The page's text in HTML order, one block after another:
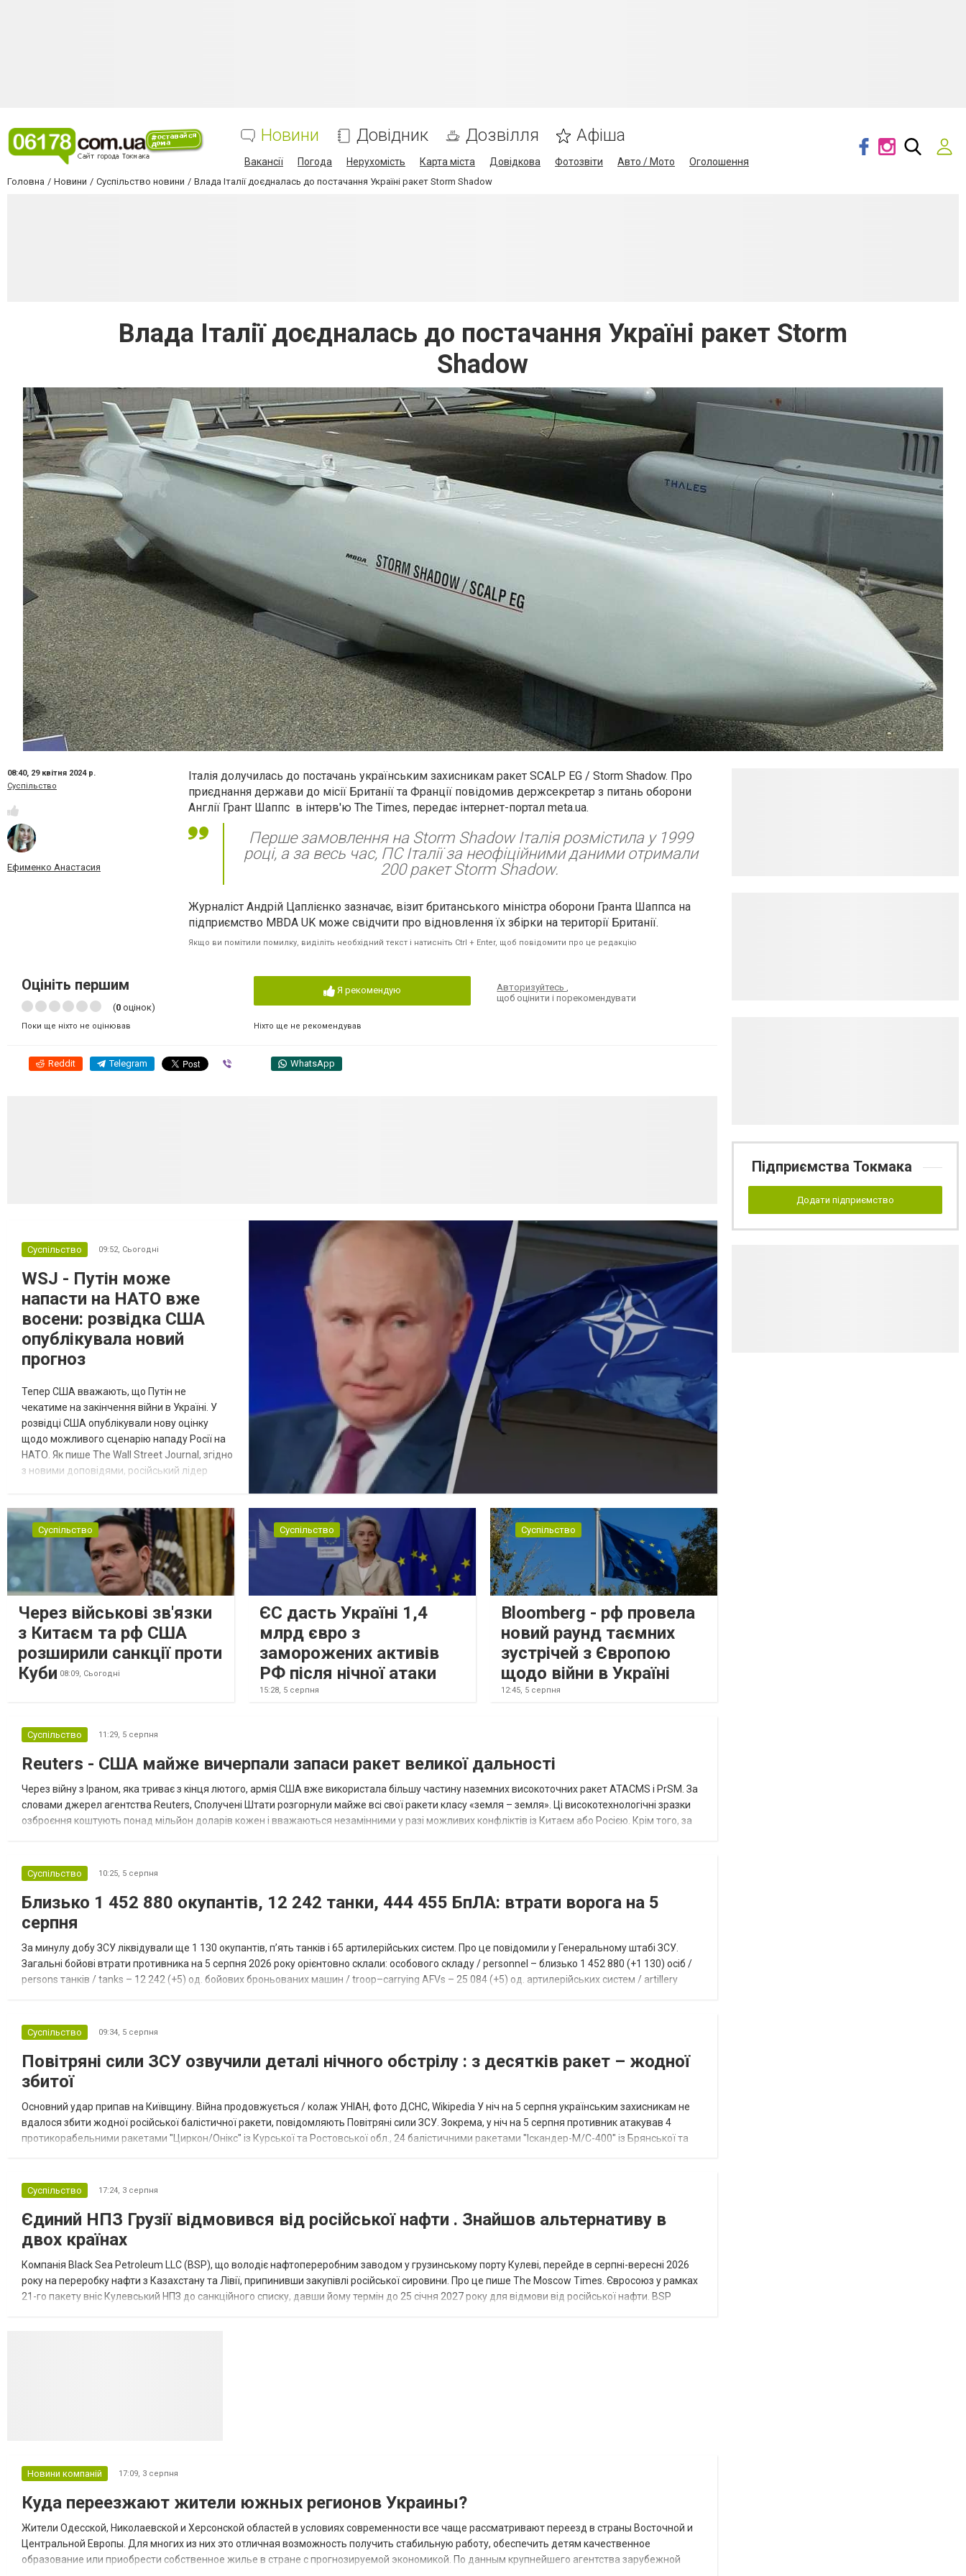
Новини Довідник Дозвілля Афіша
Вакансії Погода Нерухомість Карта міста Довідкова Фотозвіти Авто / Мото Оголошення
Головна Новини Суспільство новини Влада Італії доєдналась до постачання Україні ракет Storm Shadow
Влада Італії доєдналась до постачання Україні ракет Storm
Shadow
08:40, 29 квітня 2024 р.
Суспільство
Ефименко Анастасия
Італія долучилась до постачань українським захисникам ракет SCALP EG / Storm Shadow. Про
приєднання держави до місії Британії та Франції повідомив держсекретар з питань оборони
Англії Грант Шаппс в інтерв'ю The Times, передає інтернет-портал meta.ua.
Перше замовлення на Storm Shadow Італія розмістила у 1999
році, а за весь час, ПС Італії за неофіційними даними отримали
200 ракет Storm Shadow.
Журналіст Андрій Цаплієнко зазначає, візит британського міністра оборони Гранта Шаппса на
підприємство MBDA UK може свідчити про відновлення їх збірки на території Британії.
Якщо ви помітили помилку, виділіть необхідний текст і натисніть Ctrl + Enter, щоб повідомити про це редакцію
Оцініть першим
(0 оцінок)
Поки ще ніхто не оцінював
Я рекомендую
Ніхто ще не рекомендував
Авторизуйтесь,
щоб оцінити і порекомендувати
Reddit Telegram WhatsApp
Суспільство 09:52, Сьогодні
WSJ - Путін може
напасти на НАТО вже
восени: розвідка США
опублікувала новий
прогноз
Тепер США вважають, що Путін не
чекатиме на закінчення війни в Україні. У
розвідці США опублікували нову оцінку
щодо можливого сценарію нападу Росії на
НАТО. Як пише The Wall Street Journal, згідно
з новими доповідями, російський лідер
обмеженого наступу на країну-союзника ще
до закінчення війни в Україні. Ці нові оцінки
з’явилися на тлі нестачі деяких критично
важливих боєприпасів,...
Суспільство
Через військові зв'язки
з Китаєм та рф США
розширили санкції проти
Куби 08:09, Сьогодні
Суспільство
ЄС дасть Україні 1,4
млрд євро з
заморожених активів
РФ після нічної атаки
15:28, 5 серпня
Суспільство
Bloomberg - рф провела
новий раунд таємних
зустрічей з Європою
щодо війни в Україні
12:45, 5 серпня
Суспільство 11:29, 5 серпня
Reuters - США майже вичерпали запаси ракет великої дальності
Через війну з Іраном, яка триває з кінця лютого, армія США вже використала більшу частину наземних високоточних ракет ATACMS і PrSM. За
словами джерел агентства Reuters, Сполучені Штати розгорнули майже всі свої ракети класу «земля – земля». Ці високотехнологічні зразки
озброєння коштують понад мільйон доларів кожен і вважаються незамінними у разі можливих конфліктів із Китаєм або Росією. Крім того, за
Суспільство 10:25, 5 серпня
Близько 1 452 880 окупантів, 12 242 танки, 444 455 БпЛА: втрати ворога на 5
серпня
За минулу добу ЗСУ ліквідували ще 1 130 окупантів, пʼять танків і 65 артилерійських систем. Про це повідомили у Генеральному штабі ЗСУ.
Загальні бойові втрати противника на 5 серпня 2026 року орієнтовно склали: особового складу / personnel – близько 1 452 880 (+1 130) осіб /
persons танків / tanks – 12 242 (+5) од. бойових броньованих машин / troop–carrying AFVs – 25 084 (+5) од. артилерійських систем / artillery
Суспільство 09:34, 5 серпня
Повітряні сили ЗСУ озвучили деталі нічного обстрілу : з десятків ракет – жодної
збитої
Основний удар припав на Київщину. Війна продовжується / колаж УНІАН, фото ДСНС, Wikipedia У ніч на 5 серпня українським захисникам не
вдалося збити жодної російської балістичної ракети, повідомляють Повітряні сили ЗСУ. Зокрема, у ніч на 5 серпня противник атакував 4
протикорабельними ракетами "Циркон/Онікс" із Курської та Ростовської обл., 24 балістичними ракетами "Іскандер-М/С-400" із Брянської та
Суспільство 17:24, 3 серпня
Єдиний НПЗ Грузії відмовився від російської нафти . Знайшов альтернативу в
двох країнах
Компанія Black Sea Petroleum LLC (BSP), що володіє нафтопереробним заводом у грузинському порту Кулеві, перейде в серпні-вересні 2026
року на переробку нафти з Казахстану та Лівії, припинивши закупівлі російської сировини. Про це пише The Moscow Times. Євросоюз у рамках
21-го пакету вніс Кулевський НПЗ до санкційного списку, давши йому термін до 25 січня 2027 року для відмови від російської нафти. BSP
Новини компаній 17:09, 3 серпня
Куда переезжают жители южных регионов Украины?
Жители Одесской, Николаевской и Херсонской областей в условиях современности все чаще рассматривают переезд в страны Восточной и
Центральной Европы. Для многих из них это отличная возможность получить стабильную работу, обеспечить детям качественное
образование или приобрести собственное жилье в стране с прогнозируемой экономикой. По данным крупнейшего агентства зарубежной
Підприємства Токмака
Додати підприємство